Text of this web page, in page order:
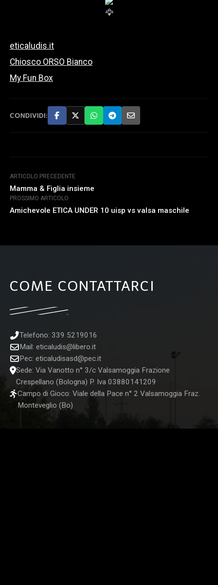
eticaludis.it
Chiosco ORSO Bianco
My Fun Box
CONDIVIDI:
ARTICOLO PRECEDENTE
Mamma & Figlia insieme
PROSSIMO ARTICOLO
Amichevole ETICA UNDER 10 uisp vs valsa maschile
COME CONTATTARCI
Telefono: 339 5219016
Mail: eticaludis@libero.it
Pec: eticaludisasd@pec.it
Sede: Via Vanotto n° 3/c Valsamoggia Frazione
Crespellano (Bologna) P. Iva 03880141209
Campo di Gioco: Viale della Pace n° 2 Valsamoggia Fraz.
Monteveglio (Bo)